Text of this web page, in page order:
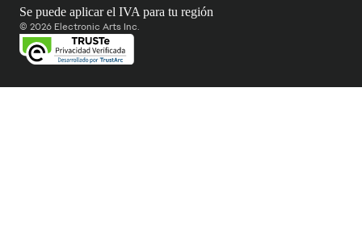
Se puede aplicar el IVA para tu región
© 2026 Electronic Arts Inc.